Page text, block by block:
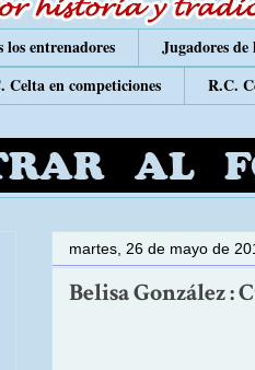
los entrenadores Jugadores
Celta en competiciones R.C.
martes, 26 de mayo de
Belisa González :